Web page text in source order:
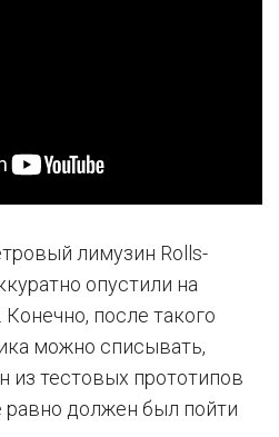
лимузин Rolls-
опустили на
после такого
можно списывать,
из тестовых прототипов
равно должен был пойти